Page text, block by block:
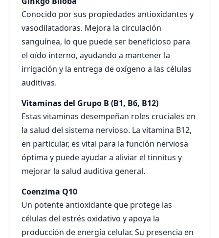
Conocido por sus propiedades antioxidantes y
vasodilatadoras. Mejora la circulación
sanguínea, lo que puede ser beneficioso para
el oído interno, ayudando a mantener la
irrigación y la entrega de oxígeno a las células
auditivas.
Vitaminas del Grupo B (B1, B6, B12)
Estas vitaminas desempeñan roles cruciales en
la salud del sistema nervioso. La vitamina B12,
en particular, es vital para la función nerviosa
óptima y puede ayudar a aliviar el tinnitus y
mejorar la salud auditiva general.
Coenzima Q10
Un potente antioxidante que protege las
células del estrés oxidativo y apoya la
producción de energía celular. Su presencia en